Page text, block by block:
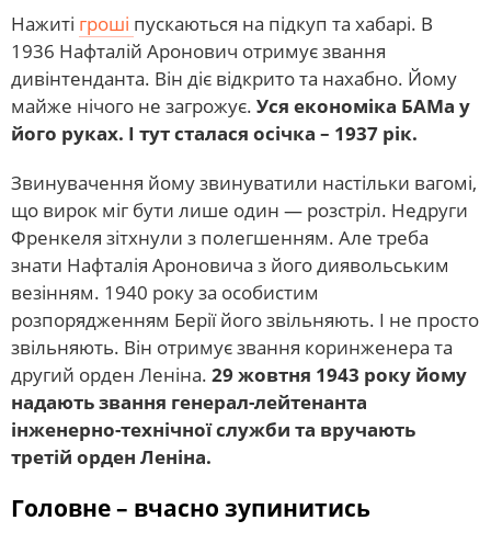
Нажиті гроші пускаються на підкуп та хабарі. В
1936 Нафталій Аронович отримує звання
дивінтенданта. Він діє відкрито та нахабно. Йому
майже нічого не загрожує. Уся економіка БАМа у
його руках. І тут сталася осічка – 1937 рік.
Звинувачення йому звинуватили настільки вагомі,
що вирок міг бути лише один — розстріл. Недруги
Френкеля зітхнули з полегшенням. Але треба
знати Нафталія Ароновича з його диявольським
везінням. 1940 року за особистим
розпорядженням Берії його звільняють. І не просто
звільняють. Він отримує звання коринженера та
другий орден Леніна. 29 жовтня 1943 року йому
надають звання генерал-лейтенанта
інженерно-технічної служби та вручають
третій орден Леніна.
Головне – вчасно зупинитись